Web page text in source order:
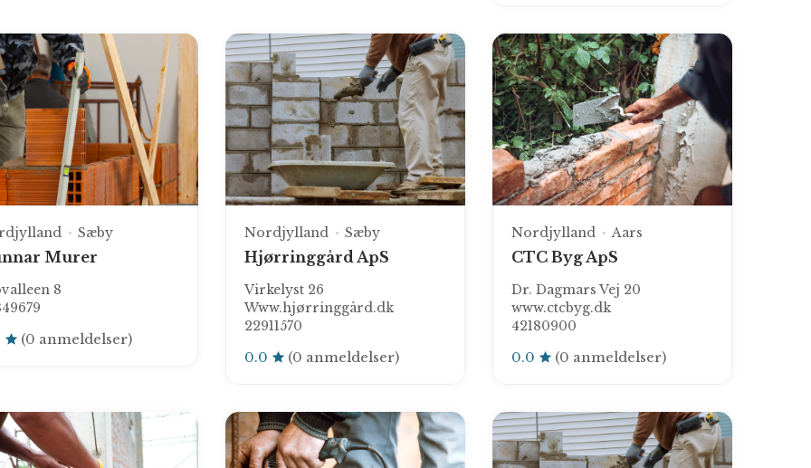
Sæby
Murer
8
(0 anmeldelser)
Nordjylland Sæby
Hjørringgård ApS
Virkelyst 26
Www.hjørringgård.dk
22911570
0.0 (0 anmeldelser)
Nordjylland Aars
CTC Byg ApS
Dr. Dagmars Vej 20
www.ctcbyg.dk
42180900
0.0 (0 anmeldelser)